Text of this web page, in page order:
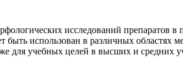
исследований препаратов в
использован в различных областях
для учебных целей в высших и средних